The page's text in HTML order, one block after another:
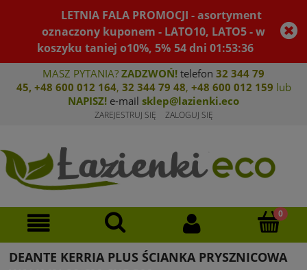
LETNIA FALA PROMOCJI - asortyment
oznaczony kuponem - LATO10, LATO5 - w
koszyku taniej o10%, 5% 54dni01:53:36
MASZ PYTANIA? ZADZWOŃ! telefon 32 344 79
45, +48 600 012 164, 32 344 79 48, +48 600 012 159 lub
NAPISZ! e-mail sklep@lazienki.eco
ZAREJESTRUJ SIĘ ZALOGUJ SIĘ
DEANTE KERRIA PLUS ŚCIANKA PRYSZNICOWA